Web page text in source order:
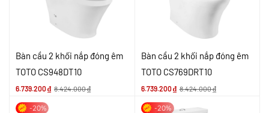
Bàn cầu 2 khối nắp đóng êm
TOTO CS948DT10
6.739.200₫ 8.424.000₫
Bàn cầu 2 khối nắp đóng êm
TOTO CS769DRT10
6.739.200₫ 8.424.000₫
-20% -20%